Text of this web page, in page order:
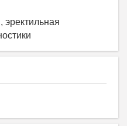
эректильная